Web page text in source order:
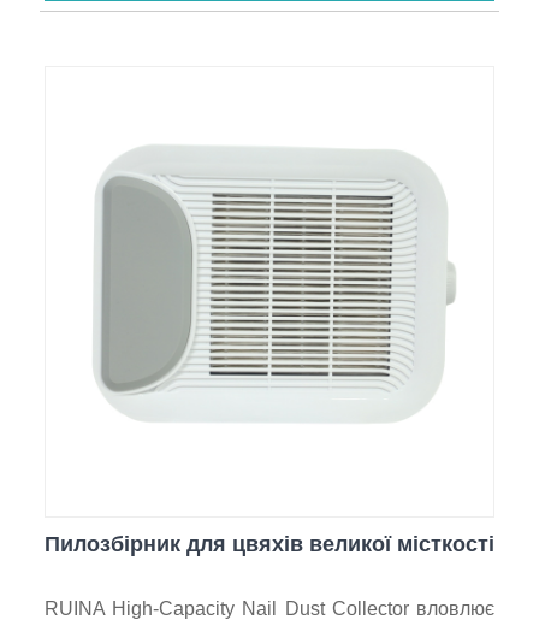
Пилозбірник для цвяхів великої місткості
RUINA High-Capacity Nail Dust Collector вловлює